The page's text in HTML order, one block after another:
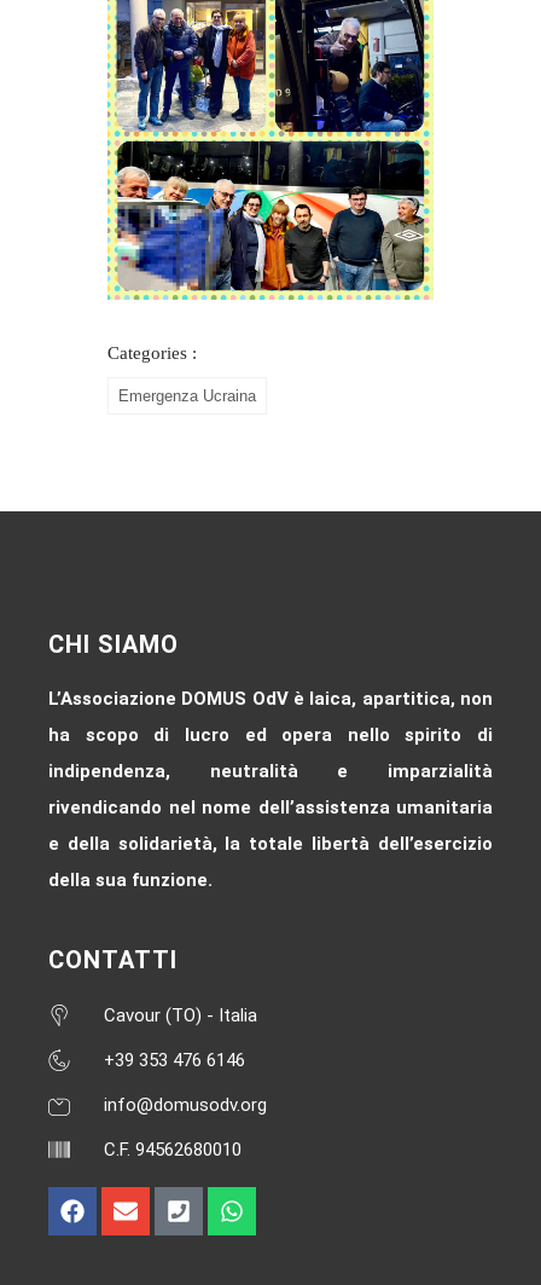
Categories :
Emergenza Ucraina
CHI SIAMO
L’Associazione DOMUS OdV è laica, apartitica, non
ha scopo di lucro ed opera nello spirito di
indipendenza, neutralità e imparzialità
rivendicando nel nome dell’assistenza umanitaria
e della solidarietà, la totale libertà dell’esercizio
della sua funzione.
CONTATTI
Cavour (TO) - Italia
+39 353 476 6146‬
info@domusodv.org
C.F. 94562680010